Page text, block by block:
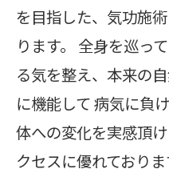
を目指した、気功施
ります。 全身を巡っ
る気を整え、本来の
に機能して 病気に負
体への変化を実感頂
クセスに優れており